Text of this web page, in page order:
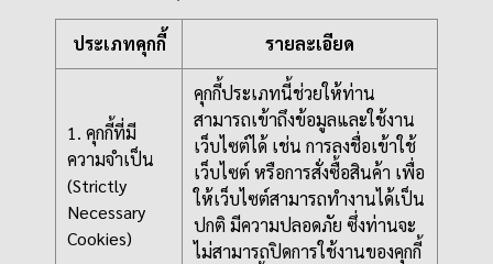
ประเภทคุกกี้ รายละเอียด
1. คุกกี้ที่มี
ความจำเป็น
(Strictly
Necessary
Cookies)
คุกกี้ประเภทนี้ช่วยให้ท่าน
สามารถเข้าถึงข้อมูลและใช้งาน
เว็บไซต์ได้ เช่น การลงชื่อเข้าใช้
เว็บไซต์ หรือการสั่งซื้อสินค้า เพื่อ
ให้เว็บไซต์สามารถทำงานได้เป็น
ปกติ มีความปลอดภัย ซึ่งท่านจะ
ไม่สามารถปิดการใช้งานของคุกกี้